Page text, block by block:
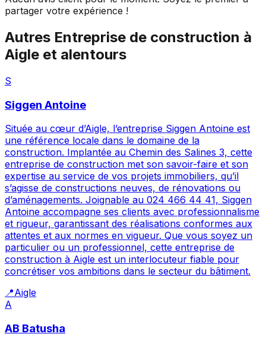
partager votre expérience !
Autres Entreprise de construction à
Aigle et alentours
S
Siggen Antoine
Située au cœur d’Aigle, l’entreprise Siggen Antoine est
une référence locale dans le domaine de la
construction. Implantée au Chemin des Salines 3, cette
entreprise de construction met son savoir-faire et son
expertise au service de vos projets immobiliers, qu’il
s’agisse de constructions neuves, de rénovations ou
d’aménagements. Joignable au 024 466 44 41, Siggen
Antoine accompagne ses clients avec professionnalisme
et rigueur, garantissant des réalisations conformes aux
attentes et aux normes en vigueur. Que vous soyez un
particulier ou un professionnel, cette entreprise de
construction à Aigle est un interlocuteur fiable pour
concrétiser vos ambitions dans le secteur du bâtiment.
📍Aigle
A
AB Batusha